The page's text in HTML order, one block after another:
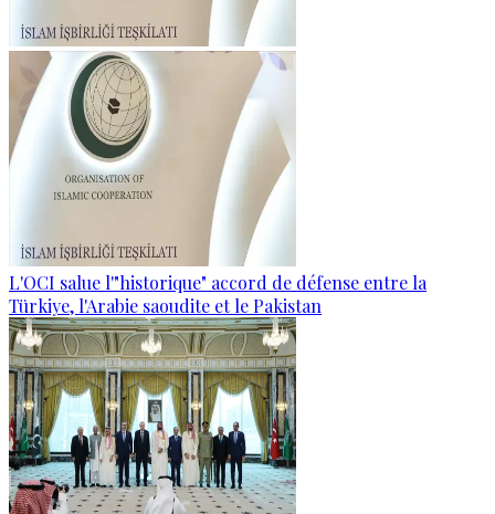
L'OCI salue l'"historique" accord de défense entre la
Türkiye, l'Arabie saoudite et le Pakistan